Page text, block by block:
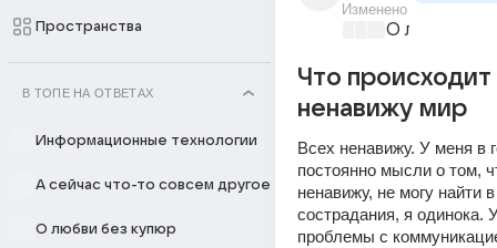
Пространства
В ТОПЕ НА ОТВЕТАХ
Информационные технологии
А сейчас что-то совсем другое
О любви без купюр
Изменено
О любви без
Что происходит
ненавижу мир
Всех ненавижу. У меня в
постоянно мысли о том,
ненавижу, не могу найти
сострадания, я одинока.
проблемы с